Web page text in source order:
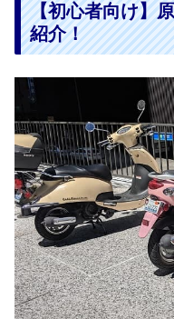
【初心者向け】
紹介！